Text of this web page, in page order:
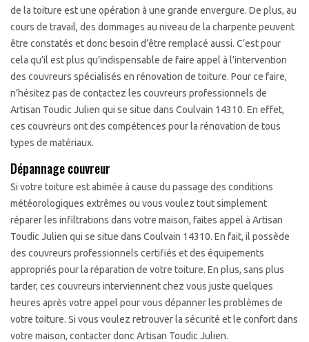
de la toiture est une opération à une grande envergure. De plus, au
cours de travail, des dommages au niveau de la charpente peuvent
être constatés et donc besoin d’être remplacé aussi. C’est pour
cela qu’il est plus qu’indispensable de faire appel à l’intervention
des couvreurs spécialisés en rénovation de toiture. Pour ce faire,
n’hésitez pas de contactez les couvreurs professionnels de
Artisan Toudic Julien qui se situe dans Coulvain 14310. En effet,
ces couvreurs ont des compétences pour la rénovation de tous
types de matériaux.
Dépannage couvreur
Si votre toiture est abimée à cause du passage des conditions
météorologiques extrêmes ou vous voulez tout simplement
réparer les infiltrations dans votre maison, faites appel à Artisan
Toudic Julien qui se situe dans Coulvain 14310. En fait, il possède
des couvreurs professionnels certifiés et des équipements
appropriés pour la réparation de votre toiture. En plus, sans plus
tarder, ces couvreurs interviennent chez vous juste quelques
heures après votre appel pour vous dépanner les problèmes de
votre toiture. Si vous voulez retrouver la sécurité et le confort dans
votre maison, contacter donc Artisan Toudic Julien.